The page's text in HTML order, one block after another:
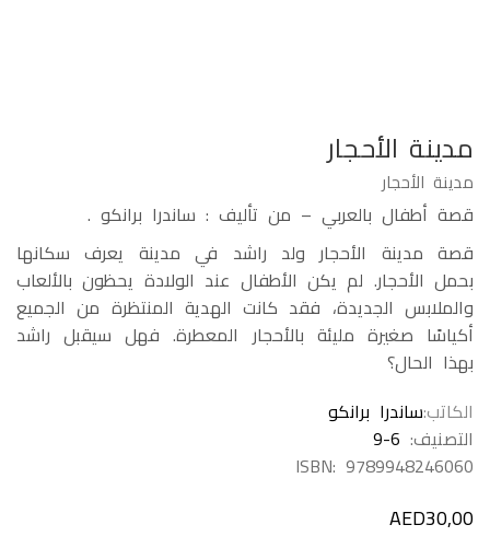
مدينة الأحجار
مدينة الأحجار
قصة أطفال بالعربي – من تأليف : ساندرا برانكو .
قصة مدينة الأحجار ولد راشد في مدينة يعرف سكانها
بحمل الأحجار. لم يكن الأطفال عند الولادة يحظون بالألعاب
والملابس الجديدة، فقد كانت الهدية المنتظرة من الجميع
أكياسًا صغيرة مليئة بالأحجار المعطرة. فهل سيقبل راشد
بهذا الحال؟
الكاتبساندرا برانكو
التصنيف: 9-6
ISBN:9789948246060
AED30,00